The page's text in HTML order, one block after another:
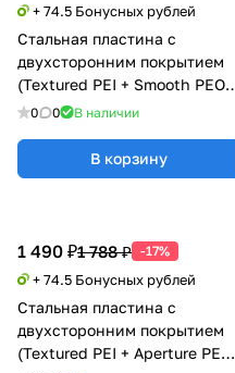
1 490 ₽1 788 ₽ -17%
+ 74.5 Бонусных рублей
Стальная пластина с
двухсторонним покрытием
(Textured PEI + Aperture PEY)
+ 74.5 Бонусных рублей
Стальная пластина с
двухсторонним покрытием
(Textured PEI + Smooth PEO)
для Bambu Lab X1/P1/A1
0 0 В наличии
В корзину